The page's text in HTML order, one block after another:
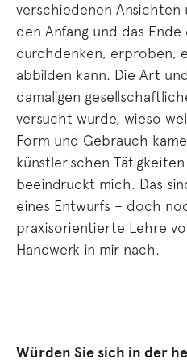
verschiedenen Ansichten
den Anfang und das Ende
durchdenken, erproben,
abbilden kann. Die Art
damaligen
versucht wurde, wieso
Form und Gebrauch
künstlerischen
beeindruckt mich. Das
eines Entwurfs – doch
praxisorientierte Lehre
Handwerk in mir nach.
Würden Sie sich in der